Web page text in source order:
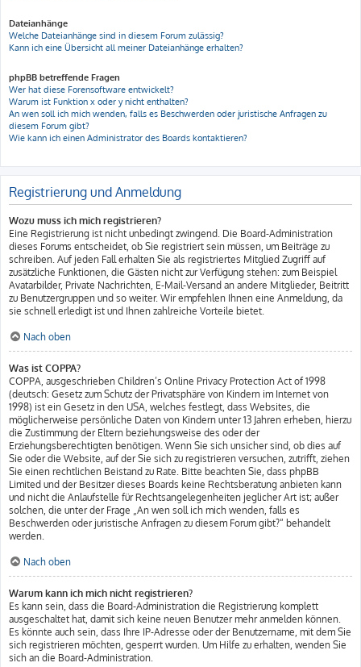
Dateianhänge
Welche Dateianhänge sind in diesem Forum zulässig?
Kann ich eine Übersicht all meiner Dateianhänge erhalten?
phpBB betreffende Fragen
Wer hat diese Forensoftware entwickelt?
Warum ist Funktion x oder y nicht enthalten?
An wen soll ich mich wenden, falls es Beschwerden oder juristische Anfragen zu
diesem Forum gibt?
Wie kann ich einen Administrator des Boards kontaktieren?
Registrierung und Anmeldung
Wozu muss ich mich registrieren?
Eine Registrierung ist nicht unbedingt zwingend. Die Board-Administration
dieses Forums entscheidet, ob Sie registriert sein müssen, um Beiträge zu
schreiben. Auf jeden Fall erhalten Sie als registriertes Mitglied Zugriff auf
zusätzliche Funktionen, die Gästen nicht zur Verfügung stehen: zum Beispiel
Avatarbilder, Private Nachrichten, E-Mail-Versand an andere Mitglieder, Beitritt
zu Benutzergruppen und so weiter. Wir empfehlen Ihnen eine Anmeldung, da
sie schnell erledigt ist und Ihnen zahlreiche Vorteile bietet.
Nach oben
Was ist COPPA?
COPPA, ausgeschrieben Children’s Online Privacy Protection Act of 1998
(deutsch: Gesetz zum Schutz der Privatsphäre von Kindern im Internet von
1998) ist ein Gesetz in den USA, welches festlegt, dass Websites, die
möglicherweise persönliche Daten von Kindern unter 13 Jahren erheben, hierzu
die Zustimmung der Eltern beziehungsweise des oder der
Erziehungsberechtigten benötigen. Wenn Sie sich unsicher sind, ob dies auf
Sie oder die Website, auf der Sie sich zu registrieren versuchen, zutrifft, ziehen
Sie einen rechtlichen Beistand zu Rate. Bitte beachten Sie, dass phpBB
Limited und der Besitzer dieses Boards keine Rechtsberatung anbieten kann
und nicht die Anlaufstelle für Rechtsangelegenheiten jeglicher Art ist; außer
solchen, die unter der Frage „An wen soll ich mich wenden, falls es
Beschwerden oder juristische Anfragen zu diesem Forum gibt?“ behandelt
werden.
Nach oben
Warum kann ich mich nicht registrieren?
Es kann sein, dass die Board-Administration die Registrierung komplett
ausgeschaltet hat, damit sich keine neuen Benutzer mehr anmelden können.
Es könnte auch sein, dass Ihre IP-Adresse oder der Benutzername, mit dem Sie
sich registrieren möchten, gesperrt wurden. Um Hilfe zu erhalten, wenden Sie
sich an die Board-Administration.